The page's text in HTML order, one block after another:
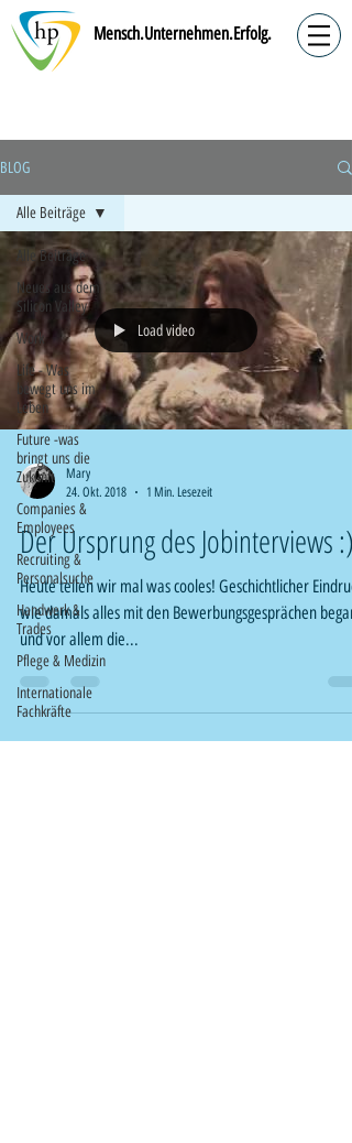
Mensch.Unternehmen.Erfolg.
BLOG
Alle Beiträge
Neues aus dem
Silicon Valley
Work
Life - Was
bewegt uns im
Leben
Future -was
bringt uns die
Zukunft
Companies &
Employees
Recruiting &
Personalsuche
Handwerk &
Trades
Pflege & Medizin
Internationale
Fachkräfte
Alle Beiträge
Load video
Mary
24. Okt. 2018
1 Min. Lesezeit
Der Ursprung des Jobinterviews :)
Heute teilen wir mal was cooles! Geschichtlicher Eindruck
wie damals alles mit den Bewerbungsgesprächen
und vor allem die...